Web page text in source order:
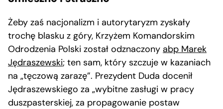
Żeby zaś nacjonalizm i autorytaryzm zyskały
trochę blasku z góry, Krzyżem Komandorskim
Odrodzenia Polski został odznaczony abp Marek
Jędraszewski; ten sam, który szczuje w kazaniach
na „tęczową zarazę”. Prezydent Duda docenił
Jędraszewskiego za „wybitne zasługi w pracy
duszpasterskiej, za propagowanie postaw